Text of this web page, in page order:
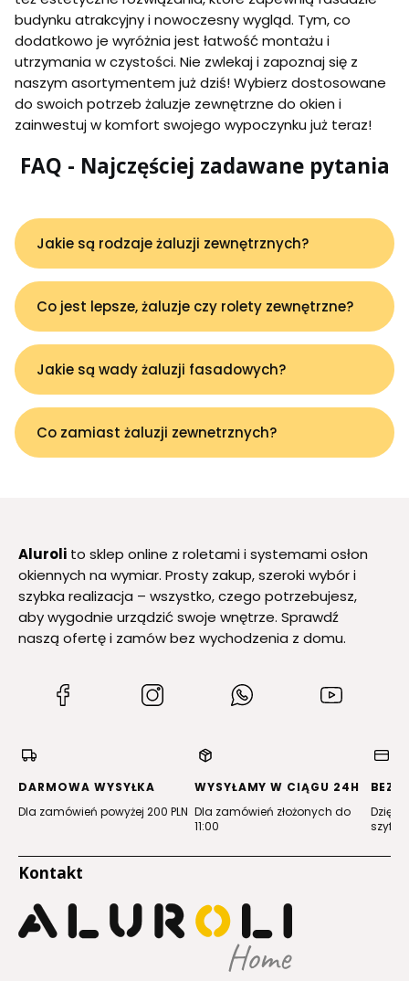
budynku atrakcyjny i nowoczesny wygląd. Tym, co
dodatkowo je wyróżnia jest łatwość montażu i
utrzymania w czystości. Nie zwlekaj i zapoznaj się z
naszym asortymentem już dziś! Wybierz dostosowane
do swoich potrzeb żaluzje zewnętrzne do okien i
zainwestuj w komfort swojego wypoczynku już teraz!
FAQ - Najczęściej zadawane pytania
Jakie są rodzaje żaluzji zewnętrznych?
Co jest lepsze, żaluzje czy rolety zewnętrzne?
Jakie są wady żaluzji fasadowych?
Co zamiast żaluzji zewnetrznych?
Aluroli to sklep online z roletami i systemami osłon
okiennych na wymiar. Prosty zakup, szeroki wybór i
szybka realizacja – wszystko, czego potrzebujesz,
aby wygodnie urządzić swoje wnętrze. Sprawdź
naszą ofertę i zamów bez wychodzenia z domu.
(Otwiera
nowej
(Otwiera
(Otwiera
nowej
DARMOWA WYSYŁKA
Dla zamówień powyżej 200 PLN
WYSYŁAMY W CIĄGU 24H
Dla zamówień złożonych do
11:00
Dzięki
Kontakt